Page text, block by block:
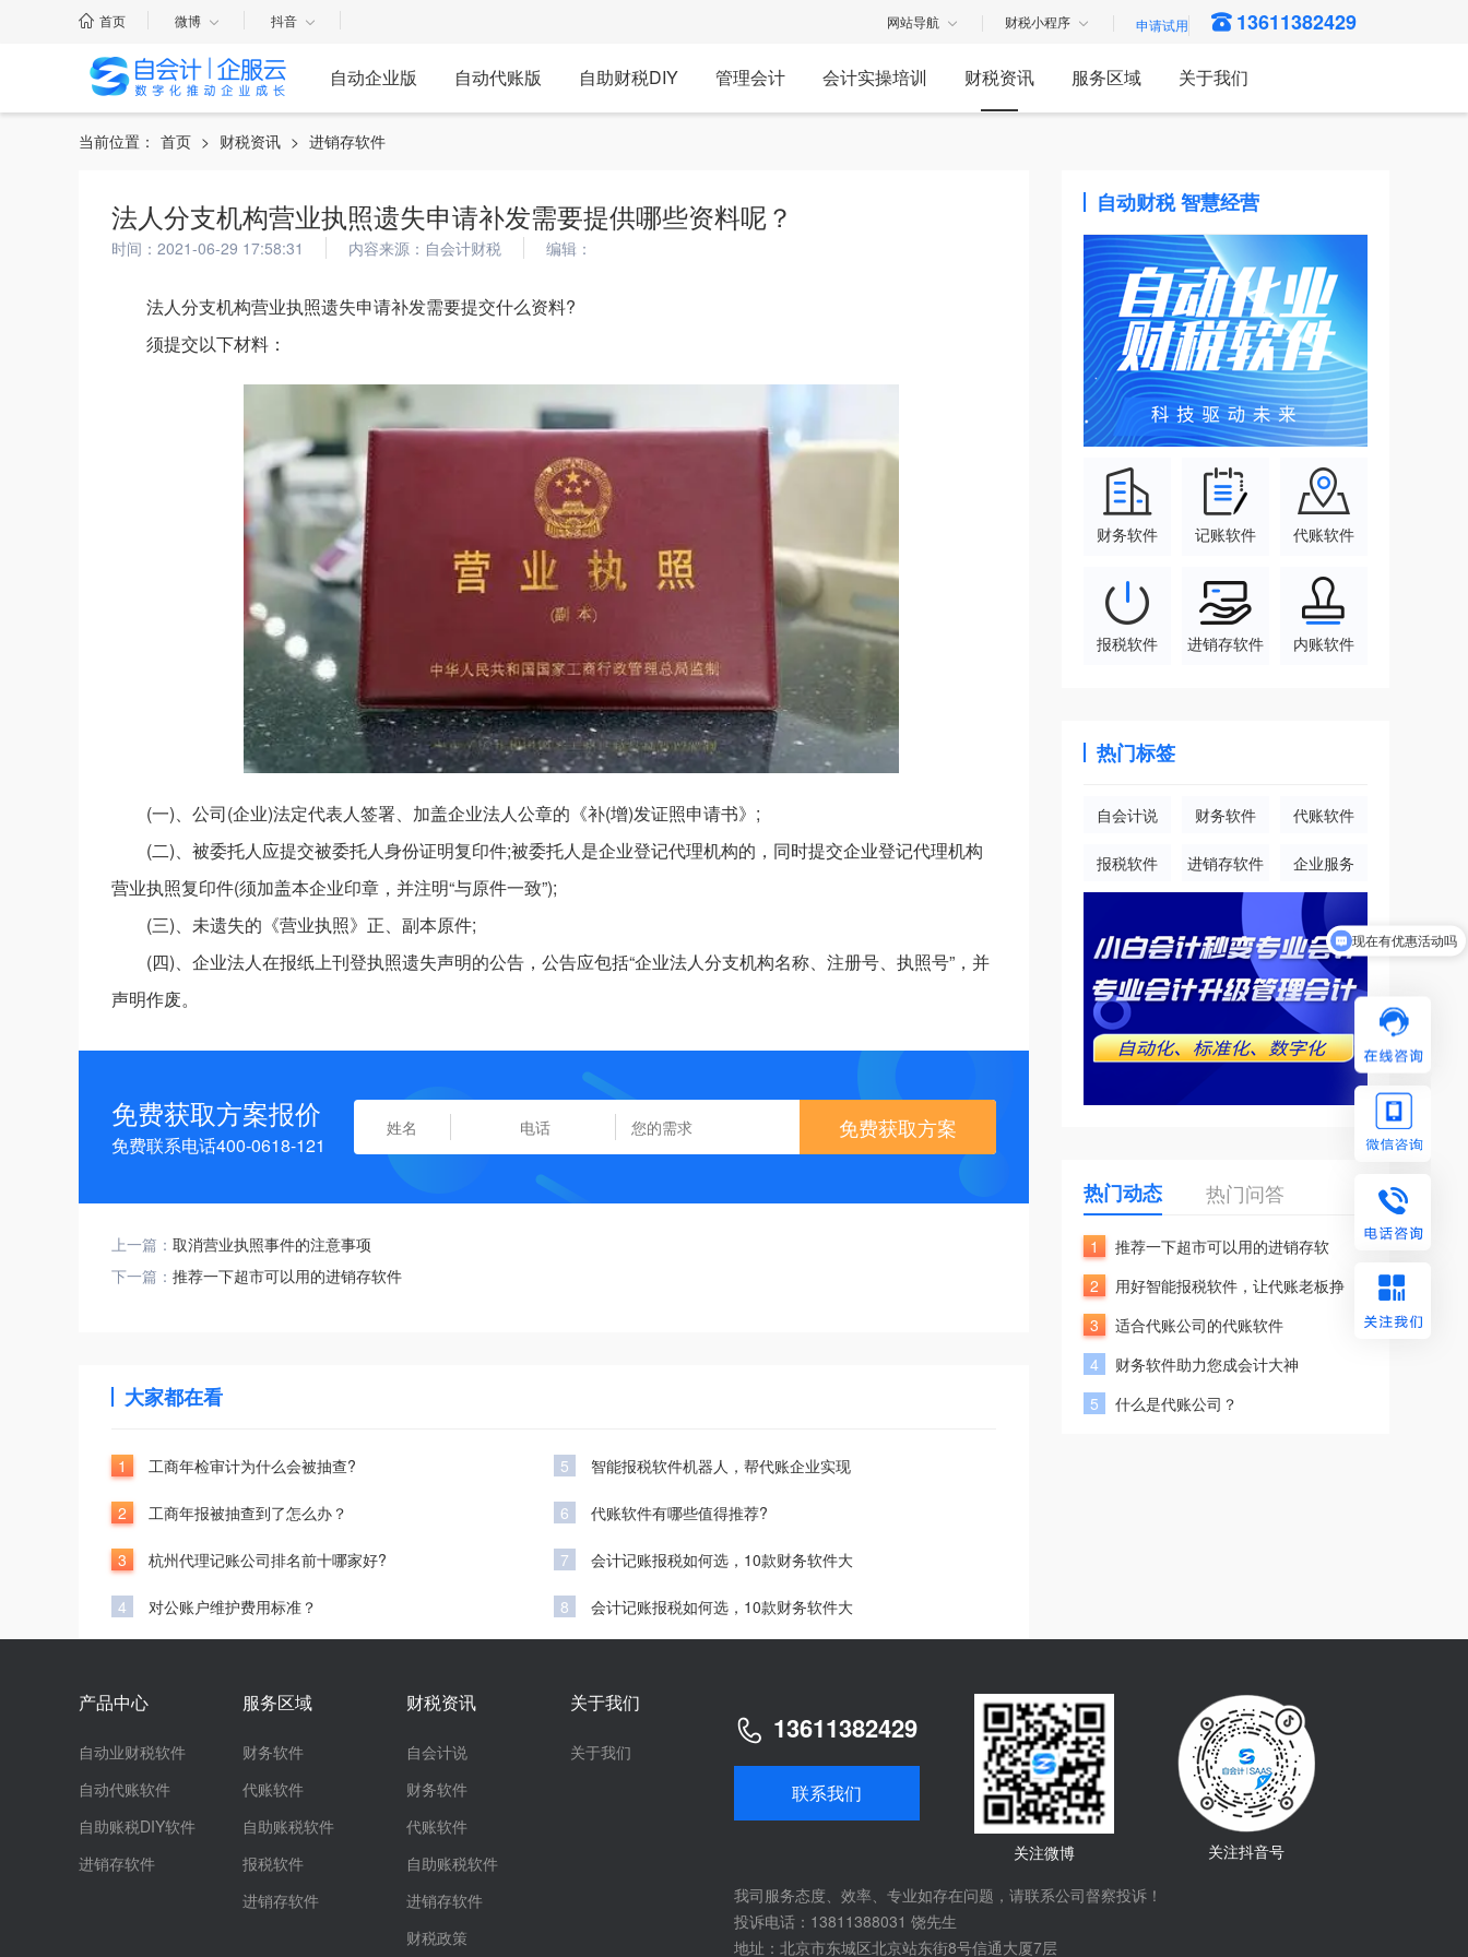
首页 微博 抖音 网站导航 财税小程序 13611382429
自动企业版 自动代账版 自助财税DIY 管理会计 会计实操培训 财税资讯 服务区域 关于我们
当前位置： 首页 > 财税资讯 > 进销存软件
法人分支机构营业执照遗失申请补发需要提供哪些资料呢？
时间：2021-06-29 17:58:31 内容来源：自会计财税 编辑：
法人分支机构营业执照遗失申请补发需要提交什么资料?
须提交以下材料：
(一)、公司(企业)法定代表人签署、加盖企业法人公章的《补(增)发证照申请书》;
(二)、被委托人应提交被委托人身份证明复印件;被委托人是企业登记代理机构的，同时提交企业登记代理机构
营业执照复印件(须加盖本企业印章，并注明“与原件一致”);
(三)、未遗失的《营业执照》正、副本原件;
(四)、企业法人在报纸上刊登执照遗失声明的公告，公告应包括“企业法人分支机构名称、注册号、执照号”，并
声明作废。
免费获取方案报价
免费联系电话400-0618-121
免费获取方案
上一篇： 取消营业执照事件的注意事项
下一篇： 推荐一下超市可以用的进销存软件
大家都在看
1 工商年检审计为什么会被抽查?
2 工商年报被抽查到了怎么办？
3 杭州代理记账公司排名前十哪家好?
4 对公账户维护费用标准？
5 智能报税软件机器人，帮代账企业实现
6 代账软件有哪些值得推荐?
7 会计记账报税如何选，10款财务软件大
8 会计记账报税如何选，10款财务软件大
自动财税 智慧经营
财务软件 记账软件 代账软件
报税软件 进销存软件 内账软件
热门标签
自会计说 财务软件 代账软件
报税软件 进销存软件 企业服务
热门动态 热门问答
1
推荐一下超市可以用的进销存软
2
用好智能报税软件，让代账老板挣
3
适合代账公司的代账软件
4
财务软件助力您成会计大神
5
什么是代账公司？
产品中心
自动业财税软件
自动代账软件
自助账税DIY软件
进销存软件
服务区域
财务软件
代账软件
自助账税软件
报税软件
进销存软件
财税资讯
自会计说
财务软件
代账软件
自助账税软件
进销存软件
财税政策
关于我们
关于我们
13611382429
联系我们
关注微博
关注抖音号
我司服务态度、效率、专业如存在问题，请联系公司督察投诉！
投诉电话：13811388031 饶先生
地址：北京市东城区北京站东街8号信通大厦7层
现在有优惠活动吗